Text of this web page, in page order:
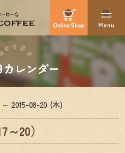
レンダー
2015-08-20 (木)
20）